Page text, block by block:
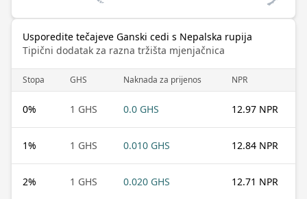
Usporedite tečajeve Ganski cedi s Nepalska rupija
Tipični dodatak za razna tržišta mjenjačnica
Stopa GHS Naknada za prijenos NPR
0% 1 GHS 0.0 GHS 12.97 NPR
1% 1 GHS 0.010 GHS 12.84 NPR
2% 1 GHS 0.020 GHS 12.71 NPR